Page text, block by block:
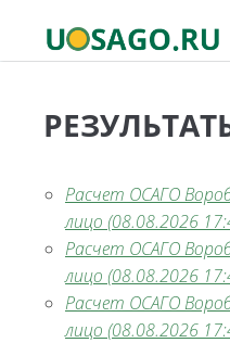
Расчет ОСАГО
лицо (08.08.2026
Расчет ОСАГО
лицо (08.08.2026
Расчет ОСАГО
лицо (08.08.2026